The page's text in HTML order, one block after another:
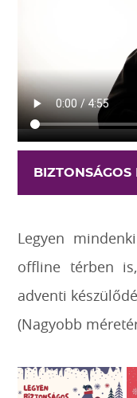
Legyen
offline térben
adventi
(Nagyobb